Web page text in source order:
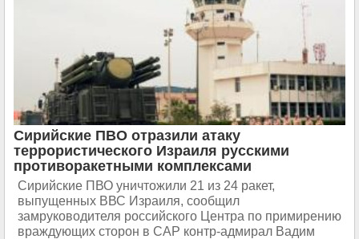
Сирийские ПВО отразили атаку
террористического Израиля русскими
противоракетными комплексами
Сирийские ПВО уничтожили 21 из 24 ракет,
выпущенных ВВС Израиля, сообщил
замруководителя российского Центра по примирению
враждующих сторон в САР контр-адмирал Вадим